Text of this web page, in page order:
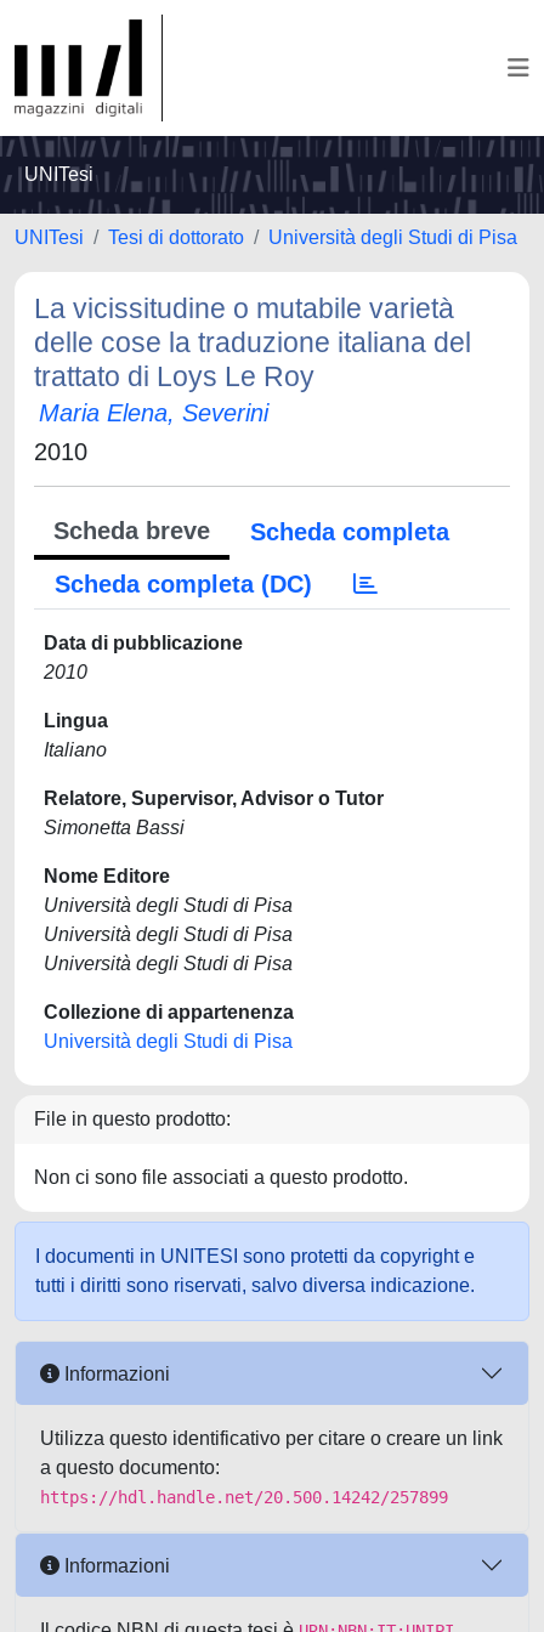
UNITesi
UNITesi Tesi di dottorato Università degli Studi di Pisa
La vicissitudine o mutabile varietà
delle cose la traduzione italiana del
trattato di Loys Le Roy
Maria Elena, Severini
2010
Scheda breve
Scheda completa
Scheda completa (DC)
Data di pubblicazione
2010
Lingua
Italiano
Relatore, Supervisor, Advisor o Tutor
Simonetta Bassi
Nome Editore
Università degli Studi di Pisa
Università degli Studi di Pisa
Università degli Studi di Pisa
Collezione di appartenenza
Università degli Studi di Pisa
File in questo prodotto:
Non ci sono file associati a questo prodotto.
I documenti in UNITESI sono protetti da copyright e
tutti i diritti sono riservati, salvo diversa indicazione.
Informazioni
Utilizza questo identificativo per citare o creare un link
a questo documento:
https://hdl.handle.net/20.500.14242/257899
Informazioni